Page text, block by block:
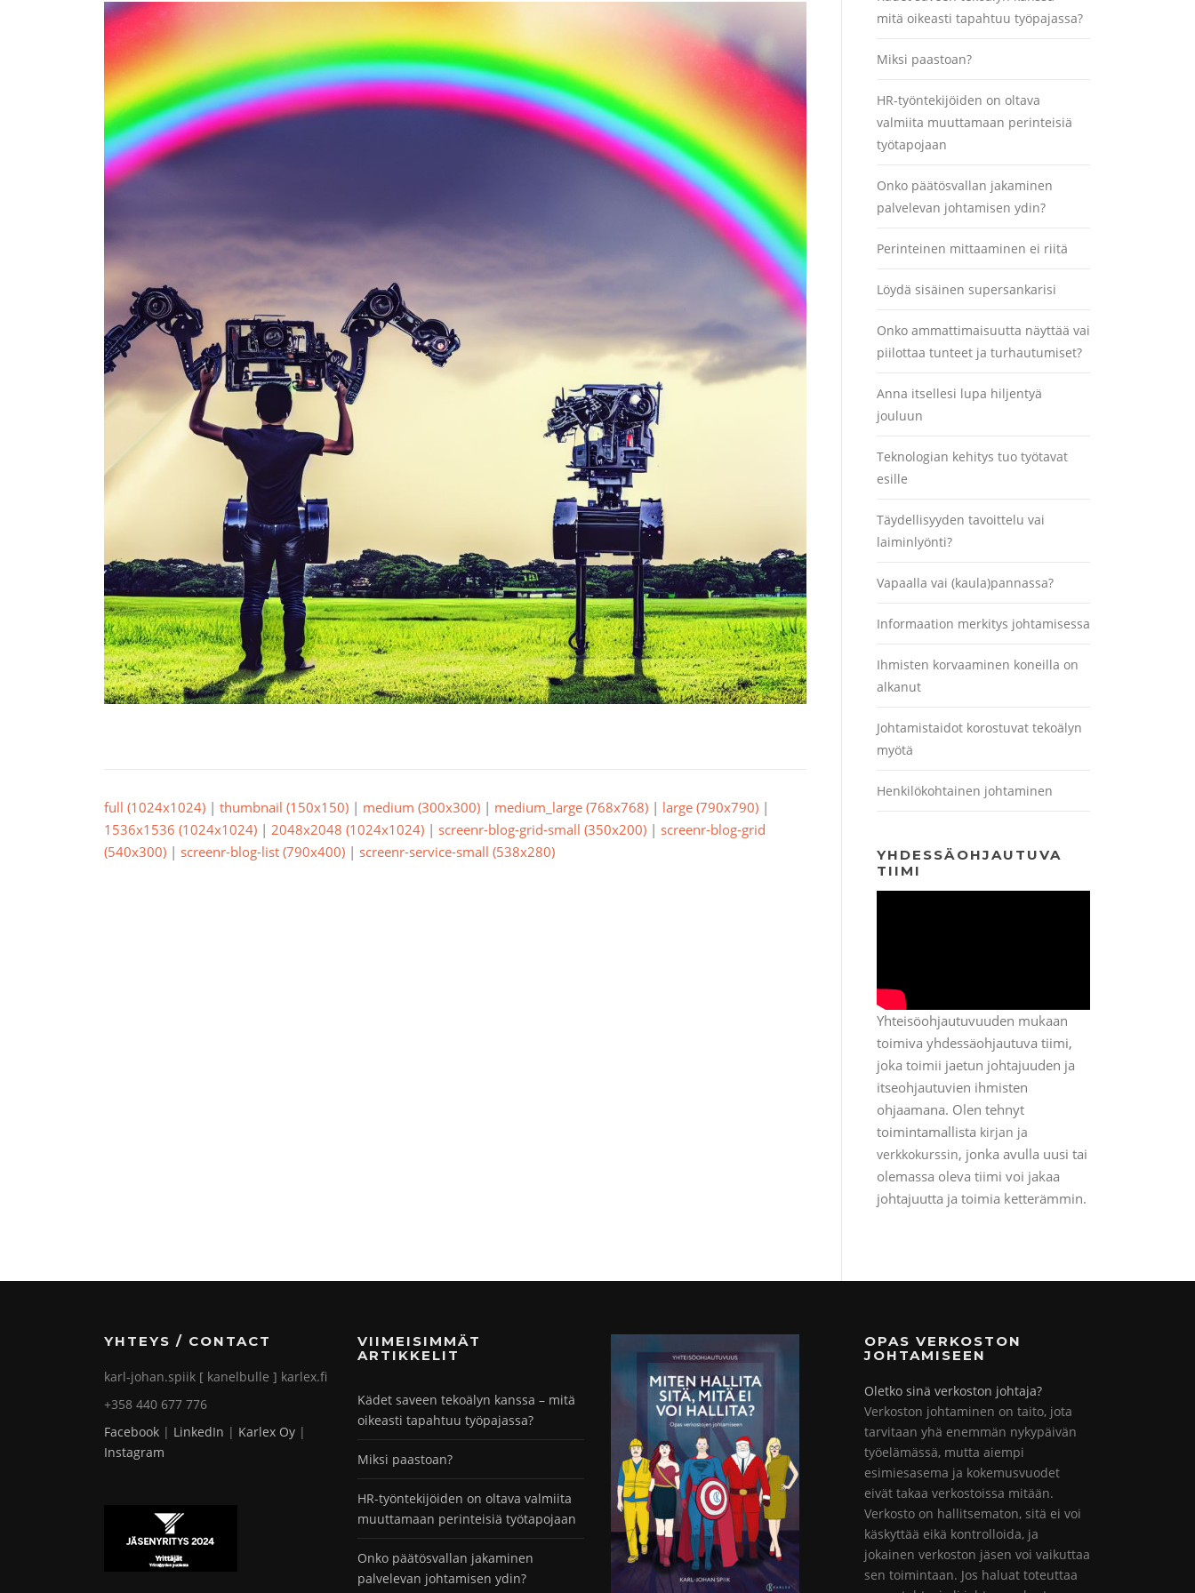
full (1024x1024) | thumbnail (150x150) | medium (300x300) | medium_large (768x768) | large (790x790) |
1536x1536 (1024x1024) | 2048x2048 (1024x1024) | screenr-blog-grid-small (350x200) | screenr-blog-grid
(540x300) | screenr-blog-list (790x400) | screenr-service-small (538x280)
mitä oikeasti tapahtuu työpajassa?
Miksi paastoan?
HR-työntekijöiden on oltava
valmiita muuttamaan perinteisiä
työtapojaan
Onko päätösvallan jakaminen
palvelevan johtamisen ydin?
Perinteinen mittaaminen ei riitä
Löydä sisäinen supersankarisi
Onko ammattimaisuutta näyttää vai
piilottaa tunteet ja turhautumiset?
Anna itsellesi lupa hiljentyä
jouluun
Teknologian kehitys tuo työtavat
esille
Täydellisyyden tavoittelu vai
laiminlyönti?
Vapaalla vai (kaula)pannassa?
Informaation merkitys johtamisessa
Ihmisten korvaaminen koneilla on
alkanut
Johtamistaidot korostuvat tekoälyn
myötä
Henkilökohtainen johtaminen
YHDESSÄOHJAUTUVA
TIIMI
Yhteisöohjautuvuuden mukaan
toimiva yhdessäohjautuva tiimi,
joka toimii jaetun johtajuuden ja
itseohjautuvien ihmisten
ohjaamana. Olen tehnyt
toimintamallista kirjan ja
verkkokurssin, jonka avulla uusi tai
olemassa oleva tiimi voi jakaa
johtajuutta ja toimia ketterämmin.
YHTEYS / CONTACT
karl-johan.spiik [ kanelbulle ] karlex.fi
+358 440 677 776
Facebook | LinkedIn | Karlex Oy |
Instagram
VIIMEISIMMÄT
ARTIKKELIT
Kädet saveen tekoälyn kanssa – mitä
oikeasti tapahtuu työpajassa?
Miksi paastoan?
HR-työntekijöiden on oltava valmiita
muuttamaan perinteisiä työtapojaan
Onko päätösvallan jakaminen
palvelevan johtamisen ydin?
OPAS VERKOSTON
JOHTAMISEEN
Oletko sinä verkoston johtaja?
Verkoston johtaminen on taito, jota
tarvitaan yhä enemmän nykypäivän
työelämässä, mutta aiempi
esimiesasema ja kokemusvuodet
eivät takaa verkostoissa mitään.
Verkosto on hallitsematon, sitä ei voi
käskyttää eikä kontrolloida, ja
jokainen verkoston jäsen voi vaikuttaa
sen toimintaan. Jos haluat toteuttaa